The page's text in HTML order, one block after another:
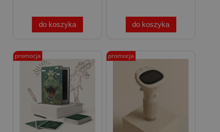
do koszyka do koszyka
promocja promocja